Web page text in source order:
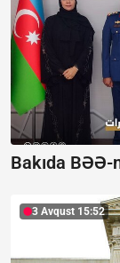
Bakıda BƏƏ-
3 Avqust 15:52